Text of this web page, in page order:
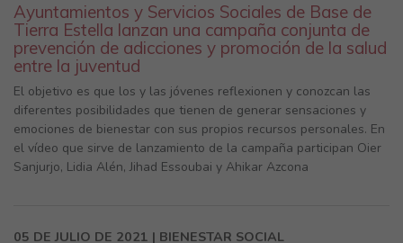
Ayuntamientos y Servicios Sociales de Base de
Tierra Estella lanzan una campaña conjunta de
prevención de adicciones y promoción de la salud
entre la juventud
El objetivo es que los y las jóvenes reflexionen y conozcan las
diferentes posibilidades que tienen de generar sensaciones y
emociones de bienestar con sus propios recursos personales. En
el vídeo que sirve de lanzamiento de la campaña participan Oier
Sanjurjo, Lidia Alén, Jihad Essoubai y Ahikar Azcona
05 DE JULIO DE 2021 | BIENESTAR SOCIAL